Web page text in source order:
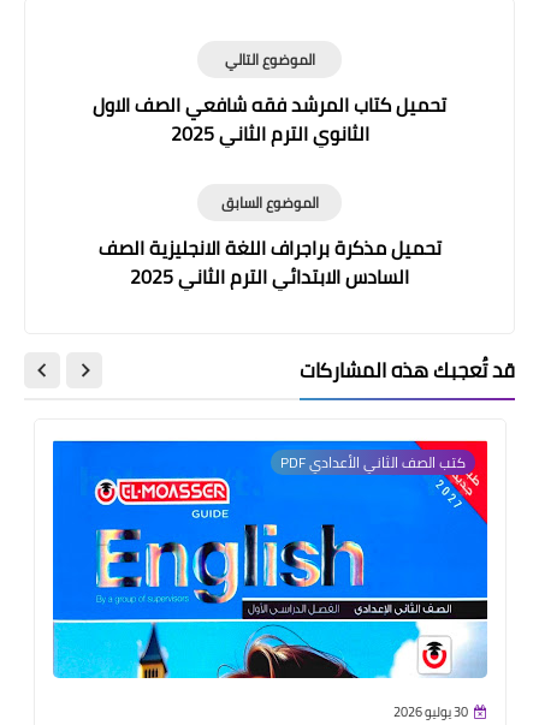
الموضوع التالي
تحميل كتاب المرشد فقه شافعي الصف الاول
الثانوي الترم الثاني 2025
الموضوع السابق
تحميل مذكرة براجراف اللغة الانجليزية الصف
السادس الابتدائي الترم الثاني 2025
قد تُعجبك هذه المشاركات
كتب الصف الثاني الأعدادي PDF
30 يوليو 2026